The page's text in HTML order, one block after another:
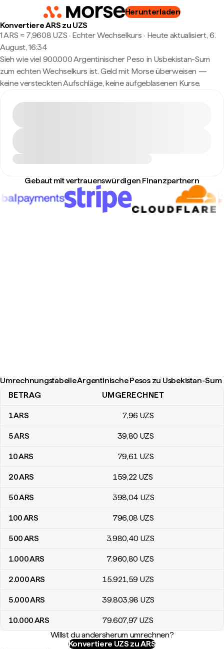
Herunterladen
Konvertiere ARS zu UZS
1 ARS ≈ 7,9608 UZS · Echter Wechselkurs · Heute aktualisiert, 6.
August, 16:34
Sieh wie viel 900.000 Argentinischer Peso in Usbekistan-Sum
zum echten Wechselkurs ist. Geld mit Morse überweisen —
keine versteckten Aufschläge, keine aufgeblasenen Kurse.
Gebaut mit vertrauenswürdigen Finanzpartnern
Umrechnungstabelle Argentinische Pesos zu Usbekistan-Sum
Umrechnungstabelle Argentinische Pesos zu Usbekistan-Sum
BETRAG UMGERECHNET
1ARS 7,96 UZS
5ARS 39,80 UZS
10ARS 79,61 UZS
20ARS 159,22 UZS
50ARS 398,04 UZS
100ARS 796,08 UZS
500ARS 3.980,40 UZS
1.000ARS 7.960,80 UZS
2.000ARS 15.921,59 UZS
5.000ARS 39.803,98 UZS
10.000ARS 79.607,97 UZS
Willst du andersherum umrechnen?
Konvertiere UZS zu ARS